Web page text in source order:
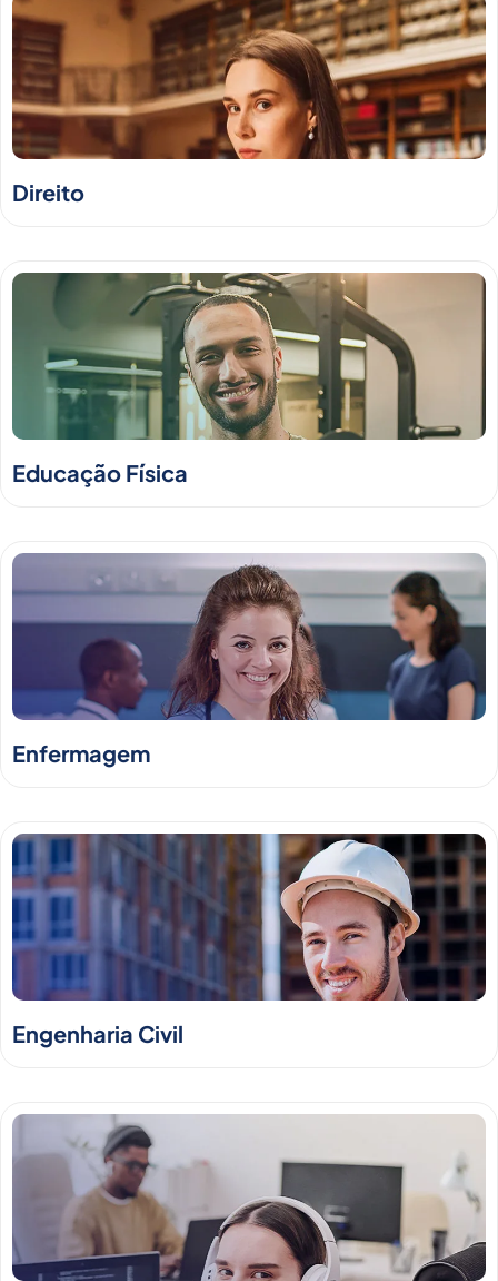
Direito
Educação Física
Enfermagem
Engenharia Civil